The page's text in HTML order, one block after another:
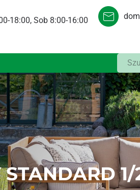
18:00, Sob 8:00-16:00